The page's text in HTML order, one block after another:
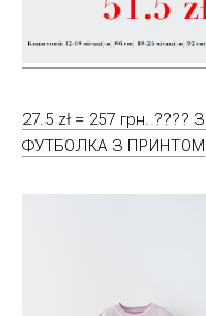
27.5 zł = 257 грн.
ФУТБОЛКА З ПРИНТОМ